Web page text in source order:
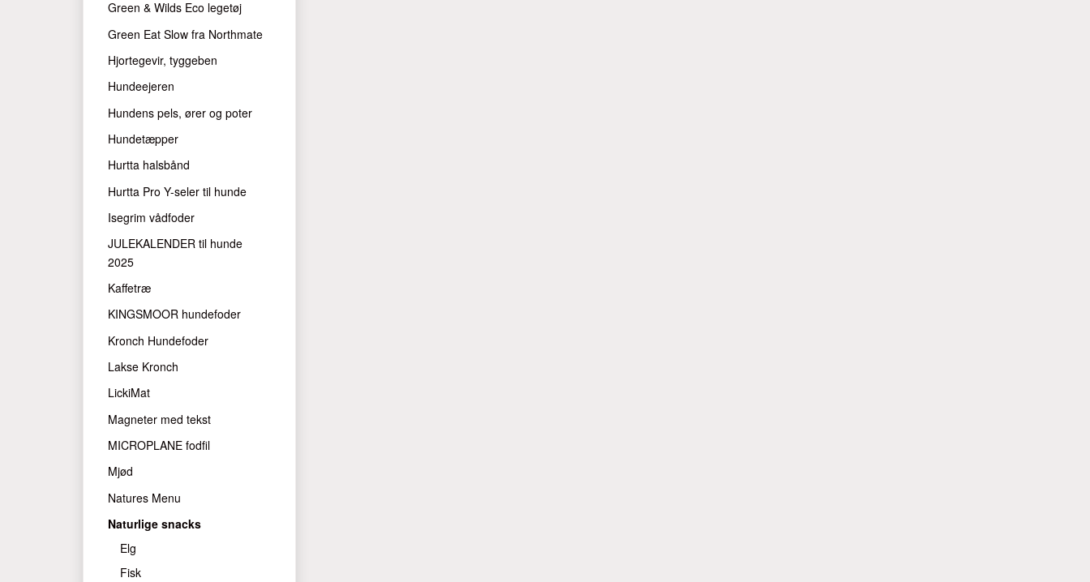
Green & Wilds Eco legetøj
Green Eat Slow fra Northmate
Hjortegevir, tyggeben
Hundeejeren
Hundens pels, ører og poter
Hundetæpper
Hurtta halsbånd
Hurtta Pro Y-seler til hunde
Isegrim vådfoder
JULEKALENDER til hunde
2025
Kaffetræ
KINGSMOOR hundefoder
Kronch Hundefoder
Lakse Kronch
LickiMat
Magneter med tekst
MICROPLANE fodfil
Mjød
Natures Menu
Naturlige snacks
Elg
Fisk